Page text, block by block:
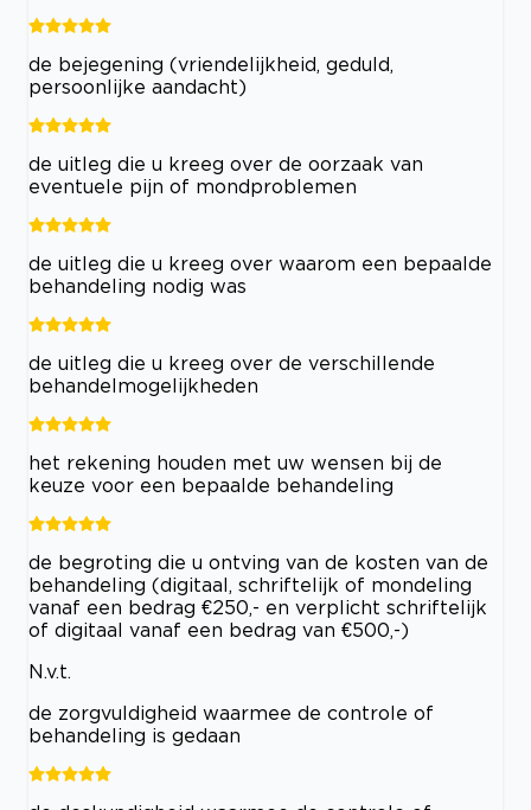
de bejegening (vriendelijkheid, geduld,
persoonlijke aandacht)
de uitleg die u kreeg over de oorzaak van
eventuele pijn of mondproblemen
de uitleg die u kreeg over waarom een bepaalde
behandeling nodig was
de uitleg die u kreeg over de verschillende
behandelmogelijkheden
het rekening houden met uw wensen bij de
keuze voor een bepaalde behandeling
de begroting die u ontving van de kosten van de
behandeling (digitaal, schriftelijk of mondeling
vanaf een bedrag €250,- en verplicht schriftelijk
of digitaal vanaf een bedrag van €500,-)
N.v.t.
de zorgvuldigheid waarmee de controle of
behandeling is gedaan